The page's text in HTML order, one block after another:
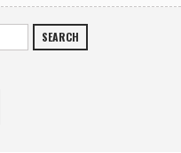
SEARCH